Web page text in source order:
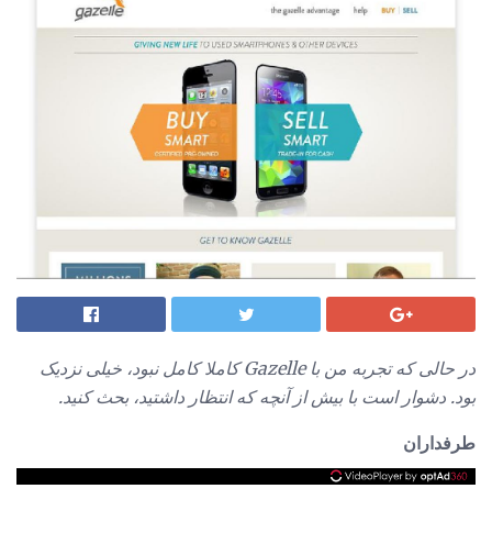
در حالی که تجربه من با Gazelle کاملا کامل نبود، خیلی نزدیک
بود. دشوار است با بیش از آنچه که انتظار داشتید، بحث کنید.
طرفداران